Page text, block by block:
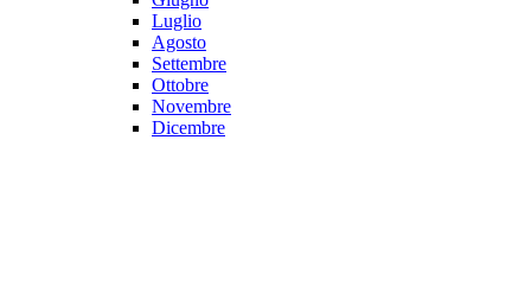
Luglio
Agosto
Settembre
Ottobre
Novembre
Dicembre